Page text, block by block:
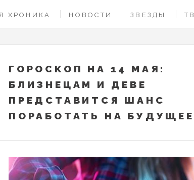
ХРОНИКА НОВОСТИ ЗВЕЗДЫ ТВ
ГОРОСКОП НА 14 МАЯ:
БЛИЗНЕЦАМ И ДЕВЕ
ПРЕДСТАВИТСЯ ШАНС
ПОРАБОТАТЬ НА БУДУЩЕЕ